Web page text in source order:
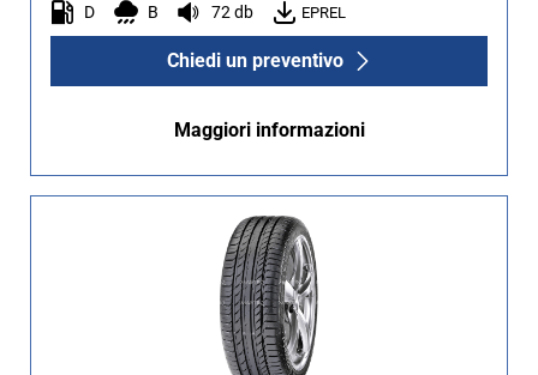
D B 72 db EPREL
Chiedi un preventivo
Maggiori informazioni